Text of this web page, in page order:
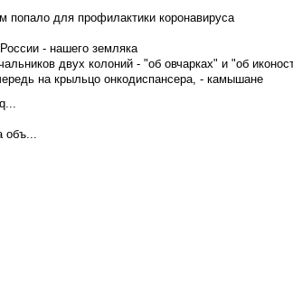
попало для профилактики коронавируса
- нашего земляка
двух колоний - "об овчарках" и "об
на крыльцо онкодиспансера, - камышане
объ...